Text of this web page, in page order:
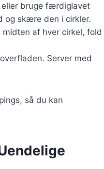
eller bruge færdiglavet
og skære den i cirkler.
af hver cirkel, fold
Server med
så du kan